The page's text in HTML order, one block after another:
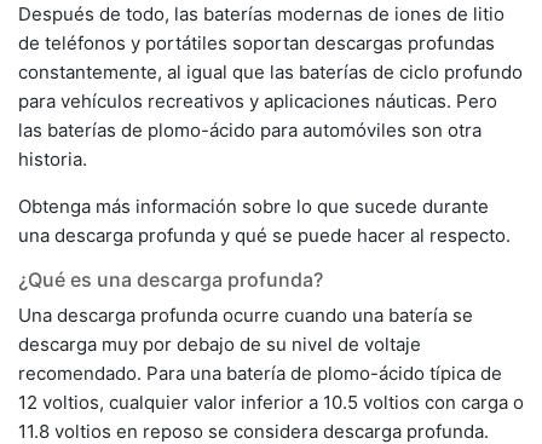
Después de todo, las baterías modernas de iones de litio
de teléfonos y portátiles soportan descargas profundas
constantemente, al igual que las baterías de ciclo profundo
para vehículos recreativos y aplicaciones náuticas. Pero
las baterías de plomo-ácido para automóviles son otra
historia.
Obtenga más información sobre lo que sucede durante
una descarga profunda y qué se puede hacer al respecto.
¿Qué es una descarga profunda?
Una descarga profunda ocurre cuando una batería se
descarga muy por debajo de su nivel de voltaje
recomendado. Para una batería de plomo-ácido típica de
12 voltios, cualquier valor inferior a 10.5 voltios con carga o
11.8 voltios en reposo se considera descarga profunda.